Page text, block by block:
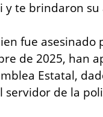
te brindaron su
fue
de 2025, han
Estatal,
servidor de la